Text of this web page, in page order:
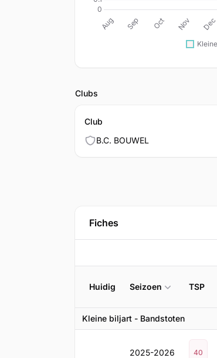
Clubs
Club
B.C. BOUWEL
Fiches
Huidig Seizoen TSP
Kleine biljart - Bandstoten
2025-2026 40